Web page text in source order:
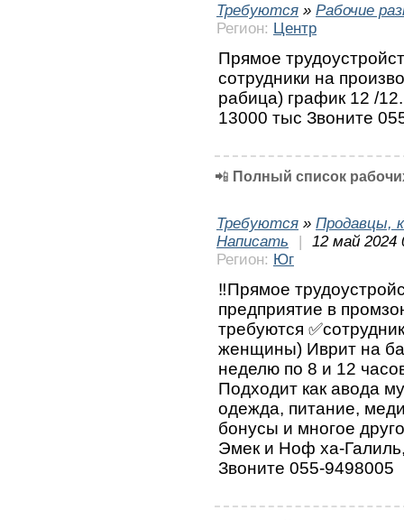
Требуются » Рабочие
Регион: Центр
Прямое
сотрудники на
рабица) график 12 /
13000 тыс Звоните
📲 Полный список
Требуются » Продавцы,
Написать
|
12 май 2024
Регион: Юг
‼️Прямое
предприятие в
требуются
женщины) Иврит на
неделю по 8 и 12
Подходит как авода
одежда, питание,
бонусы и многое
Эмек и Ноф ха-
Звоните 055-9498005